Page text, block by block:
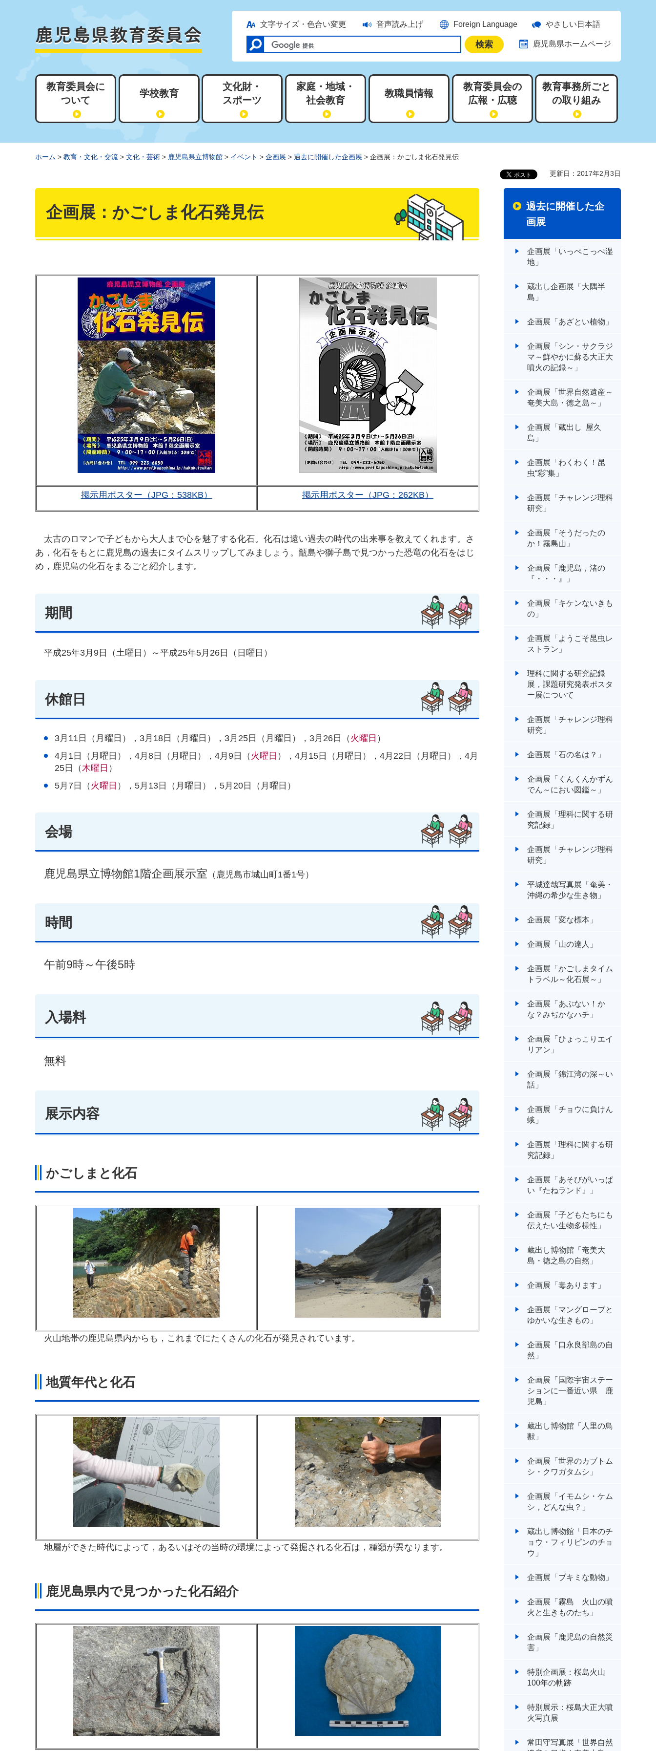
文字サイズ・色合い変更 音声読み上げ Foreign Language やさしい日本語
鹿児島県ホームページ
教育委員会に
ついて
学校教育
文化財・
スポーツ
家庭・地域・
社会教育
教職員情報
教育委員会の
広報・広聴
教育事務所ごと
の取り組み
ホーム > 教育・文化・交流 > 文化・芸術 > 鹿児島県立博物館 > イベント > 企画展 > 過去に開催した企画展 > 企画展：かごしま化石発見伝
更新日：2017年2月3日
企画展：かごしま化石発見伝
掲示用ポスター（JPG：538KB） 掲示用ポスター（JPG：262KB）
太古のロマンで子どもから大人まで心を魅了する化石。化石は遠い過去の時代の出来事を教えてくれます。さ
あ，化石をもとに鹿児島の過去にタイムスリップしてみましょう。甑島や獅子島で見つかった恐竜の化石をはじ
め，鹿児島の化石をまるごと紹介します。
期間
平成25年3月9日（土曜日）～平成25年5月26日（日曜日）
休館日
3月11日（月曜日），3月18日（月曜日），3月25日（月曜日），3月26日（ 火曜日 ）
4月1日（月曜日），4月8日（月曜日），4月9日（ 火曜日 ），4月15日（月曜日），4月22日（月曜日），4月
25日（ 木曜日 ）
5月7日（ 火曜日 ），5月13日（月曜日），5月20日（月曜日）
会場
鹿児島県立博物館1階企画展示室 （鹿児島市城山町1番1号）
時間
午前9時～午後5時
入場料
無料
展示内容
かごしまと化石
火山地帯の鹿児島県内からも，これまでにたくさんの化石が発見されています。
地質年代と化石
地層ができた時代によって，あるいはその当時の環境によって発掘される化石は，種類が異なります。
鹿児島県内で見つかった化石紹介
過去に開催した企
画展
企画展「いっぺこっぺ湿
地」
蔵出し企画展「大隅半
島」
企画展「あざとい植物」
企画展「シン・サクラジ
マ～鮮やかに蘇る大正大
噴火の記録～」
企画展「世界自然遺産～
奄美大島・徳之島～」
企画展「蔵出し 屋久
島」
企画展「わくわく！昆
虫“彩”集」
企画展「チャレンジ理科
研究」
企画展「そうだったの
か！霧島山」
企画展「鹿児島，渚の
『・・・』」
企画展「キケンないきも
の」
企画展「ようこそ昆虫レ
ストラン」
理科に関する研究記録
展，課題研究発表ポスタ
ー展について
企画展「チャレンジ理科
研究」
企画展「石の名は？」
企画展「くんくんかずん
でん～におい図鑑～」
企画展「理科に関する研
究記録」
企画展「チャレンジ理科
研究」
平城達哉写真展「奄美・
沖縄の希少な生き物」
企画展「変な標本」
企画展「山の達人」
企画展「かごしまタイム
トラベル～化石展～」
企画展「あぶない！か
な？みぢかなハチ」
企画展「ひょっこりエイ
リアン」
企画展「錦江湾の深～い
話」
企画展「チョウに負けん
蛾」
企画展「理科に関する研
究記録」
企画展「あそびがいっぱ
い『たねランド』」
企画展「子どもたちにも
伝えたい生物多様性」
蔵出し博物館「奄美大
島・徳之島の自然」
企画展「毒あります」
企画展「マングローブと
ゆかいな生きもの」
企画展「口永良部島の自
然」
企画展「国際宇宙ステー
ションに一番近い県 鹿
児島」
蔵出し博物館「人里の鳥
獣」
企画展「世界のカブトム
シ・クワガタムシ」
企画展「イモムシ・ケム
シ，どんな虫？」
蔵出し博物館「日本のチ
ョウ・フィリピンのチョ
ウ」
企画展「ブキミな動物」
企画展「霧島 火山の噴
火と生きものたち」
企画展「鹿児島の自然災
害」
特別企画展：桜島火山
100年の軌跡
特別展示：桜島大正大噴
火写真展
常田守写真展「世界自然